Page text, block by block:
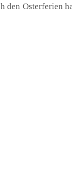
den Oster­fe­ri­en